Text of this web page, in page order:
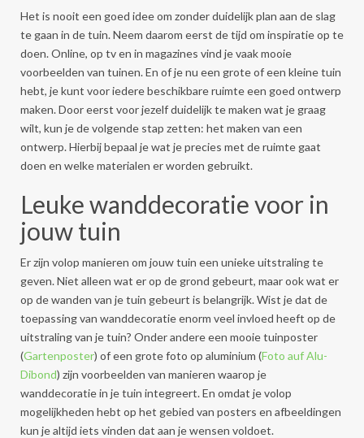
Het is nooit een goed idee om zonder duidelijk plan aan de slag
te gaan in de tuin. Neem daarom eerst de tijd om inspiratie op te
doen. Online, op tv en in magazines vind je vaak mooie
voorbeelden van tuinen. En of je nu een grote of een kleine tuin
hebt, je kunt voor iedere beschikbare ruimte een goed ontwerp
maken. Door eerst voor jezelf duidelijk te maken wat je graag
wilt, kun je de volgende stap zetten: het maken van een
ontwerp. Hierbij bepaal je wat je precies met de ruimte gaat
doen en welke materialen er worden gebruikt.
Leuke wanddecoratie voor in
jouw tuin
Er zijn volop manieren om jouw tuin een unieke uitstraling te
geven. Niet alleen wat er op de grond gebeurt, maar ook wat er
op de wanden van je tuin gebeurt is belangrijk. Wist je dat de
toepassing van wanddecoratie enorm veel invloed heeft op de
uitstraling van je tuin? Onder andere een mooie tuinposter
(Gartenposter) of een grote foto op aluminium (Foto auf Alu-
Dibond) zijn voorbeelden van manieren waarop je
wanddecoratie in je tuin integreert. En omdat je volop
mogelijkheden hebt op het gebied van posters en afbeeldingen
kun je altijd iets vinden dat aan je wensen voldoet.